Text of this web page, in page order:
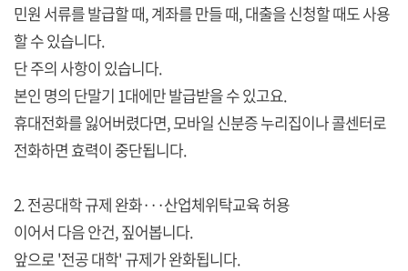
민원 서류를 발급할 때, 계좌를 만들 때, 대출을 신청할 때도 사용
할 수 있습니다.
단 주의 사항이 있습니다.
본인 명의 단말기 1대에만 발급받을 수 있고요.
휴대전화를 잃어버렸다면, 모바일 신분증 누리집이나 콜센터로
전화하면 효력이 중단됩니다.
2. 전공대학 규제 완화···산업체위탁교육 허용
이어서 다음 안건, 짚어봅니다.
앞으로 '전공 대학' 규제가 완화됩니다.